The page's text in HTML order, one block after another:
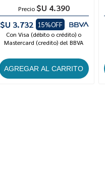
Precio $U 4.390
$U 3.732
15%OFF
Con Visa (débito o crédito) o
Mastercard (credito) del BBVA